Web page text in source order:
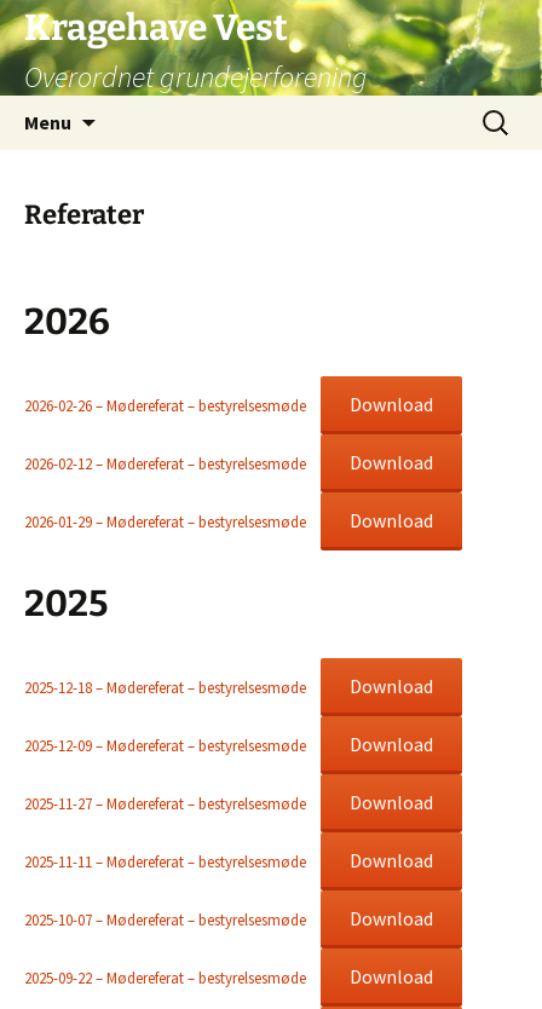
Hop
til
indhold
Kragehave Vest
Overordnet grundejerforening
Menu
Søg
efter:
Referater
2026
2026-02-26 – Mødereferat – bestyrelsesmøde Download
2026-02-12 – Mødereferat – bestyrelsesmøde Download
2026-01-29 – Mødereferat – bestyrelsesmøde Download
2025
2025-12-18 – Mødereferat – bestyrelsesmøde Download
2025-12-09 – Mødereferat – bestyrelsesmøde Download
2025-11-27 – Mødereferat – bestyrelsesmøde Download
2025-11-11 – Mødereferat – bestyrelsesmøde Download
2025-10-07 – Mødereferat – bestyrelsesmøde Download
2025-09-22 – Mødereferat – bestyrelsesmøde Download